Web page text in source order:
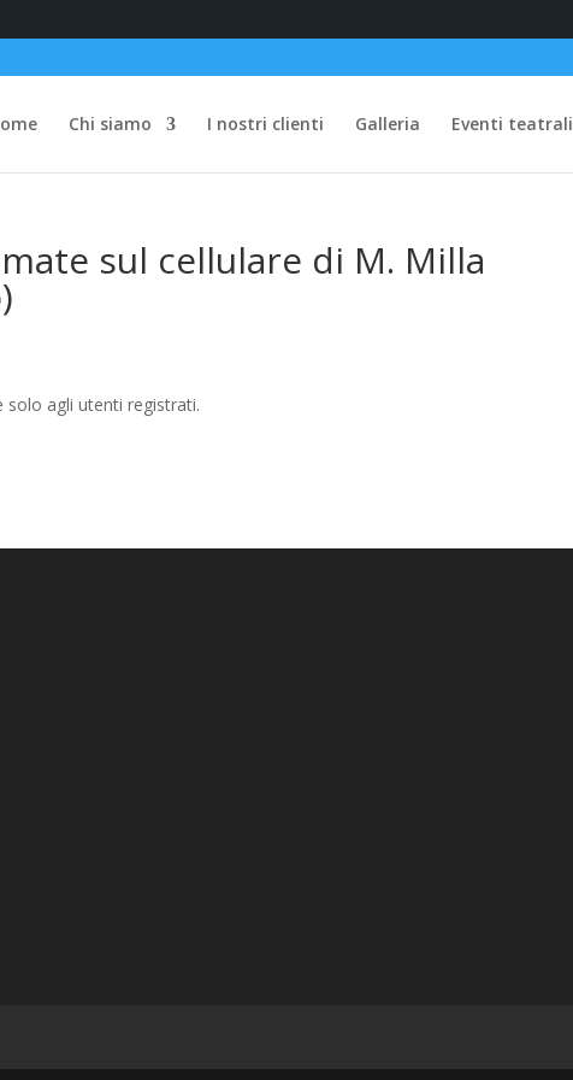
Chi siamo I nostri clienti Galleria Eventi teatrali
sul cellulare di M. Milla
solo agli utenti registrati.